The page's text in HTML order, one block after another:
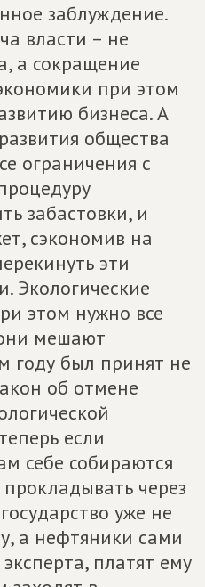
заблуждение.
власти – не
а сокращение
при этом
бизнеса. А
общества
ограничения с
забастовки, и
сэкономив на
эти
Экологические
этом нужно все
мешают
году был принят не
об отмене
если
себе собираются
через
уже не
а нефтяники сами
платят ему